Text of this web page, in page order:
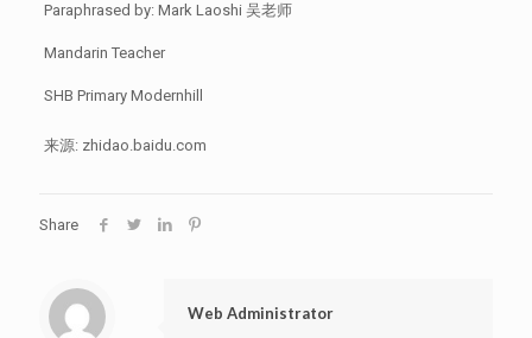
Paraphrased by: Mark Laoshi 吴老师
Mandarin Teacher
SHB Primary Modernhill
来源: zhidao.baidu.com
Share
Web Administrator